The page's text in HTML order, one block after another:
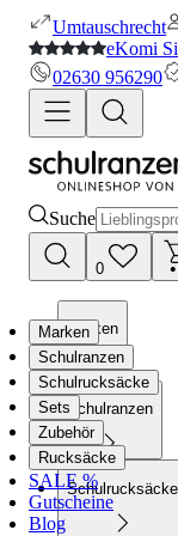
Umtauschrecht
eKomi
02630 956290
Suche
0
Marken
Schulranzen
Schulrucksäcke
Marken
Schulranzen
Schulrucksäcke
Sets
Zubehör
Rucksäcke
SALE %
Gutscheine
Blog